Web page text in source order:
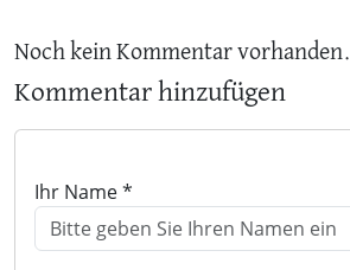
Noch kein Kommentar vorhanden.
Kommentar hinzufügen
Ihr Name *